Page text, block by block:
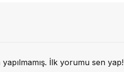
İlk yorumu sen yap!